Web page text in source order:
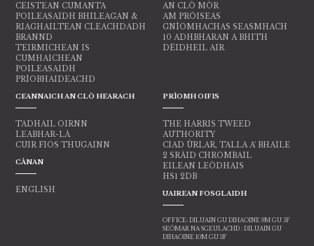
CEISTEAN CUMANTA
POILEASAIDH BHILEAGAN &
RIAGHAILTEAN CLEACHDADH
BRANND
TEIRMICHEAN IS
CUMHAICHEAN
POILEASAIDH
PRÌOBHAIDEACHD
AN CLÒ MÒR
AM PRÒISEAS
GNÌOMHACHAS SEASMHACH
10 ADHBHARAN A BHITH
DÈIDHEIL AIR
CEANNAICH AN CLÒ HEARACH
TADHAIL OIRNN
LEABHAR-LÀ
CUIR FIOS THUGAINN
CÀNAN
ENGLISH
PRÌOMH OIFIS
THE HARRIS TWEED
AUTHORITY
CIAD ÙRLAR, TALLA A' BHAILE
2 SRÀID CHROMBAIL
EILEAN LEÒDHAIS
HS1 2DB
UAIREAN FOSGLAIDH
OFFICE: DILUAIN GU DIHAOINE 9M GU 5F
SEÒMAR NA SGEULACHD : DILUAIN GU
DIHAOINE 10M GU 3F